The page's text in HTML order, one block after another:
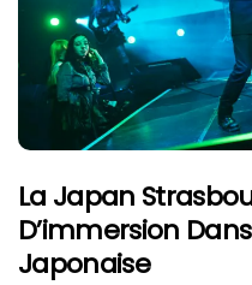
La Japan
D’immersion
Japonaise